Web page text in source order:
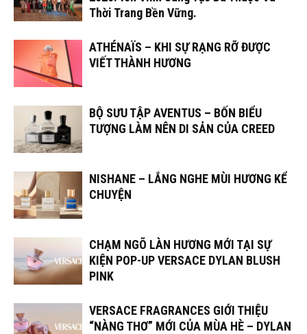
Thời Trang Bền Vững.
ATHÉNAÏS – KHI SỰ RẠNG RỠ ĐƯỢC
VIẾT THÀNH HƯƠNG
BỘ SƯU TẬP AVENTUS – BỐN BIỂU
TƯỢNG LÀM NÊN DI SẢN CỦA CREED
NISHANE – LẮNG NGHE MÙI HƯƠNG KỂ
CHUYỆN
CHẠM NGÕ LÀN HƯƠNG MỚI TẠI SỰ
KIỆN POP-UP VERSACE DYLAN BLUSH
PINK
VERSACE FRAGRANCES GIỚI THIỆU
“NÀNG THƠ” MỚI CỦA MÙA HÈ – DYLAN